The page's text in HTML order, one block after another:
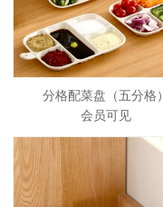
分格配菜盘（五分格）
会员可见